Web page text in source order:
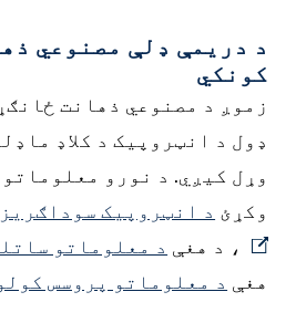
د دریمې ډلې مصنوعي
کونکي
زموږ د مصنوعي ذهانت
ډول د انټروپیک د کلاډ
وړل کیږي. د نورو
وکړئ د انټروپیک
، د هغې د معلوماتو
هغې د معلوماتو پروسس